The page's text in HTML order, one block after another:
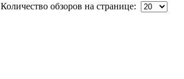
Количество обзоров на странице: